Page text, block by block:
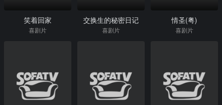
笑着回家
喜剧片
交换生的秘密日记
喜剧片
情圣(粤)
喜剧片